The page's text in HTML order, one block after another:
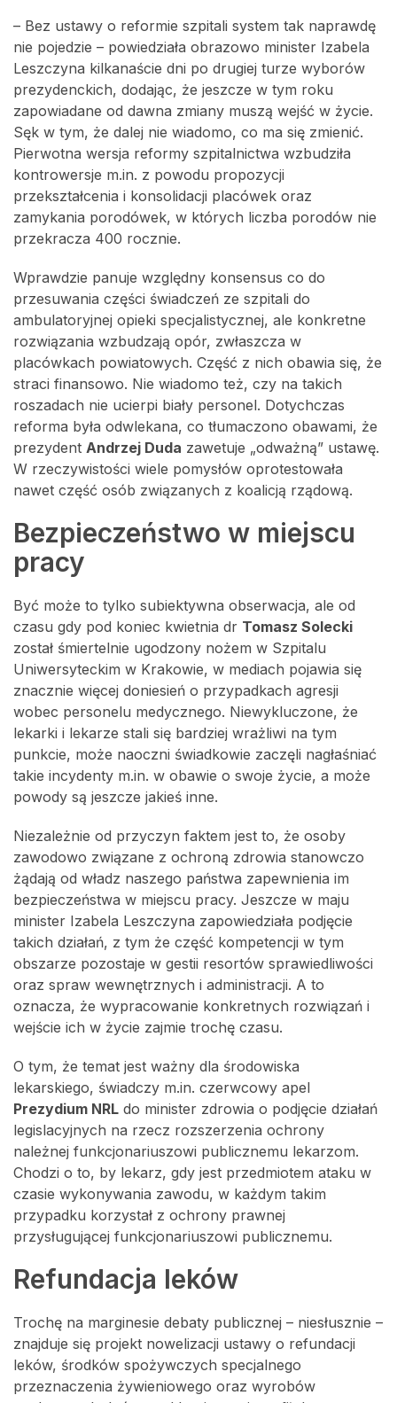
– Bez ustawy o reformie szpitali system tak naprawdę
nie pojedzie – powiedziała obrazowo minister Izabela
Leszczyna kilkanaście dni po drugiej turze wyborów
prezydenckich, dodając, że jeszcze w tym roku
zapowiadane od dawna zmiany muszą wejść w życie.
Sęk w tym, że dalej nie wiadomo, co ma się zmienić.
Pierwotna wersja reformy szpitalnictwa wzbudziła
kontrowersje m.in. z powodu propozycji
przekształcenia i konsolidacji placówek oraz
zamykania porodówek, w których liczba porodów nie
przekracza 400 rocznie.
Wprawdzie panuje względny konsensus co do
przesuwania części świadczeń ze szpitali do
ambulatoryjnej opieki specjalistycznej, ale konkretne
rozwiązania wzbudzają opór, zwłaszcza w
placówkach powiatowych. Część z nich obawia się, że
straci finansowo. Nie wiadomo też, czy na takich
roszadach nie ucierpi biały personel. Dotychczas
reforma była odwlekana, co tłumaczono obawami, że
prezydent Andrzej Duda zawetuje „odważną” ustawę.
W rzeczywistości wiele pomysłów oprotestowała
nawet część osób związanych z koalicją rządową.
Bezpieczeństwo w miejscu
pracy
Być może to tylko subiektywna obserwacja, ale od
czasu gdy pod koniec kwietnia dr Tomasz Solecki
został śmiertelnie ugodzony nożem w Szpitalu
Uniwersyteckim w Krakowie, w mediach pojawia się
znacznie więcej doniesień o przypadkach agresji
wobec personelu medycznego. Niewykluczone, że
lekarki i lekarze stali się bardziej wrażliwi na tym
punkcie, może naoczni świadkowie zaczęli nagłaśniać
takie incydenty m.in. w obawie o swoje życie, a może
powody są jeszcze jakieś inne.
Niezależnie od przyczyn faktem jest to, że osoby
zawodowo związane z ochroną zdrowia stanowczo
żądają od władz naszego państwa zapewnienia im
bezpieczeństwa w miejscu pracy. Jeszcze w maju
minister Izabela Leszczyna zapowiedziała podjęcie
takich działań, z tym że część kompetencji w tym
obszarze pozostaje w gestii resortów sprawiedliwości
oraz spraw wewnętrznych i administracji. A to
oznacza, że wypracowanie konkretnych rozwiązań i
wejście ich w życie zajmie trochę czasu.
O tym, że temat jest ważny dla środowiska
lekarskiego, świadczy m.in. czerwcowy apel
Prezydium NRL do minister zdrowia o podjęcie działań
legislacyjnych na rzecz rozszerzenia ochrony
należnej funkcjonariuszowi publicznemu lekarzom.
Chodzi o to, by lekarz, gdy jest przedmiotem ataku w
czasie wykonywania zawodu, w każdym takim
przypadku korzystał z ochrony prawnej
przysługującej funkcjonariuszowi publicznemu.
Refundacja leków
Trochę na marginesie debaty publicznej – niesłusznie –
znajduje się projekt nowelizacji ustawy o refundacji
leków, środków spożywczych specjalnego
przeznaczenia żywieniowego oraz wyrobów